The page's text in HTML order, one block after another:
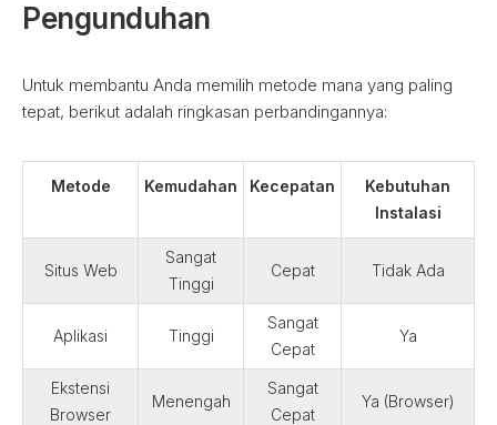
Pengunduhan
Untuk membantu Anda memilih metode mana yang paling
tepat, berikut adalah ringkasan perbandingannya:
Metode Kemudahan Kecepatan
Kebutuhan
Instalasi
Situs Web
Sangat
Tinggi
Cepat Tidak Ada
Aplikasi Tinggi
Sangat
Cepat
Ya
Ekstensi
Browser
Menengah
Sangat
Cepat
Ya (Browser)